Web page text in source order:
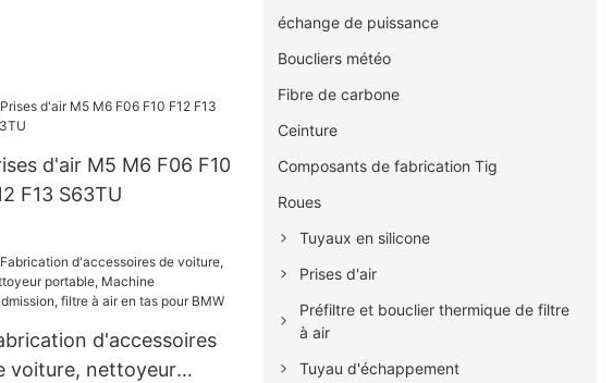
d'air M5 M6 F06 F10
F13 S63TU
d'accessoires
voiture, nettoyeur
échange de puissance
Boucliers météo
Fibre de carbone
Ceinture
Composants de fabrication Tig
Roues
Tuyaux en silicone
Prises d'air
Préfiltre et bouclier thermique de filtre
à air
Tuyau d'échappement